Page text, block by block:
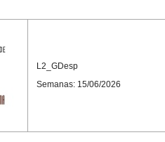
L2_GDesp
Semanas: 15/06/2026